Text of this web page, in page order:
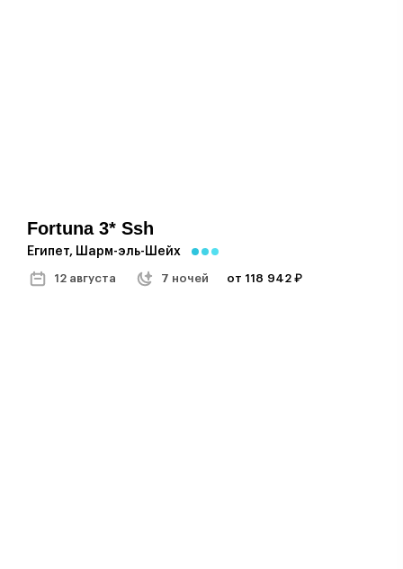
Fortuna 3* Ssh
Египет, Шарм-эль-Шейх
12 августа 7 ночей от 118 942 ₽